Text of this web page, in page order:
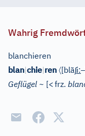
Wahrig
blanchieren
blan|chie|ren 〈[blãʃi:–
Geflügel ~ [<frz.